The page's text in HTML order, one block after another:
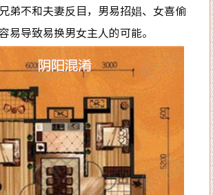
弟不和夫妻反目，男易招娼、女喜偷
易导致易换男女主人的可能。